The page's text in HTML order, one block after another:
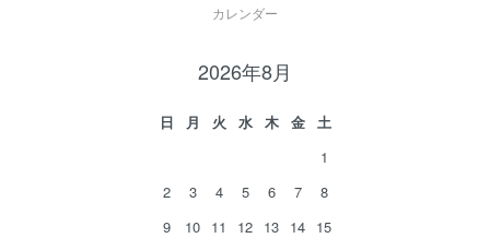
カレンダー
2026年8月
日 月 火 水 木 金
土
1
2
3 4 5 6 7
8
9
10 11 12 13 14 15